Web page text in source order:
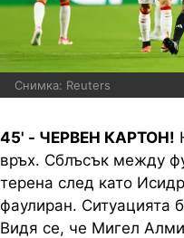
Снимка: Reuters
45' - ЧЕРВЕН КАРТОН!
връх. Сблъсък между
терена след като
фаулиран. Ситуацията
Видя се, че Мигел